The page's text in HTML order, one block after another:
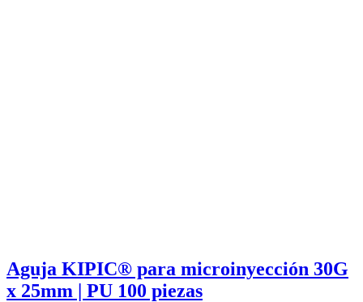
Aguja KIPIC® para microinyección 30G
x 25mm | PU 100 piezas